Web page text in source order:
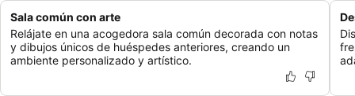
Sala común con arte
Relájate en una acogedora sala común decorada con notas
y dibujos únicos de huéspedes anteriores, creando un
ambiente personalizado y artístico.